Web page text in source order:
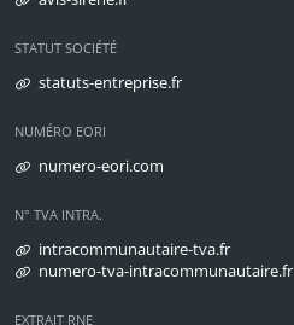
STATUT SOCIÉTÉ
statuts-entreprise.fr
NUMÉRO EORI
numero-eori.com
N° TVA INTRA.
intracommunautaire-tva.fr
numero-tva-intracommunautaire.fr
EXTRAIT RNE